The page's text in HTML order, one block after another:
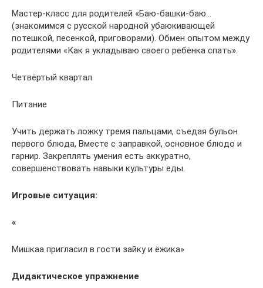
Мастер-класс для родителей «Баю-башки-баю…
(знакомимся с русской народной убаюкивающей
потешкой, песенкой, приговорами). Обмен опытом между
родителями «Как я укладываю своего ребёнка спать».
Четвёртый квартал
Питание
Учить держать ложку тремя пальцами, съедая бульон
первого блюда, Вместе с заправкой, основное блюдо и
гарнир. Закреплять умения есть аккуратно,
совершенствовать навыки культуры еды.
Игровые ситуация:
«
Мишкаа пригласил в гости зайку и ёжика»
Дидактическое упражнение